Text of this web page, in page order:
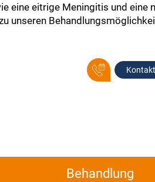
eine eitrige Meningitis und
unseren
Behandlung